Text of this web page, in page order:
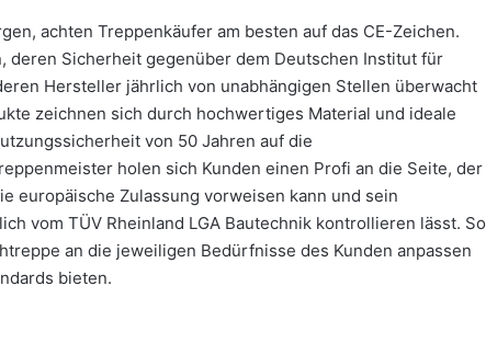
achten Treppenkäufer am besten auf das CE-Zeichen.
deren Sicherheit gegenüber dem Deutschen Institut für
Hersteller jährlich von unabhängigen Stellen überwacht
zeichnen sich durch hochwertiges Material und ideale
von 50 Jahren auf die
holen sich Kunden einen Profi an die Seite, der
europäische Zulassung vorweisen kann und sein
vom TÜV Rheinland LGA Bautechnik kontrollieren lässt. So
an die jeweiligen Bedürfnisse des Kunden anpassen
bieten.